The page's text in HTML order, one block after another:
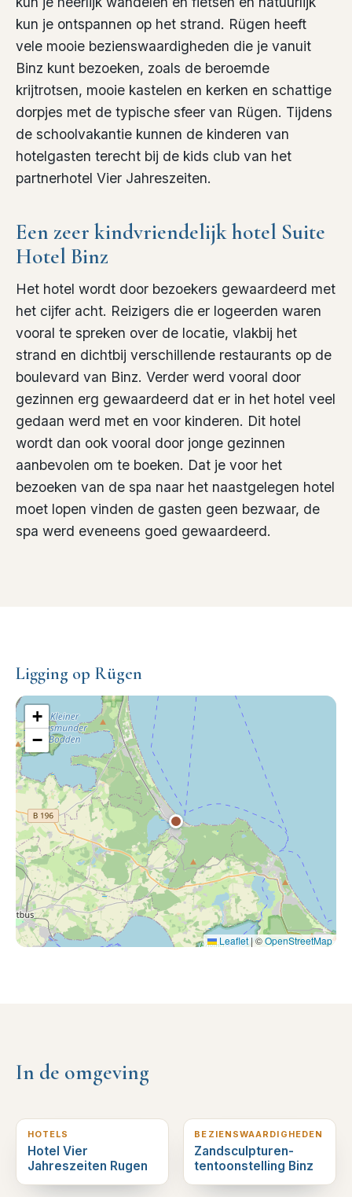
kun je ontspannen op het strand. Rügen heeft
vele mooie bezienswaardigheden die je vanuit
Binz kunt bezoeken, zoals de beroemde
krijtrotsen, mooie kastelen en kerken en schattige
dorpjes met de typische sfeer van Rügen. Tijdens
de schoolvakantie kunnen de kinderen van
hotelgasten terecht bij de kids club van het
partnerhotel Vier Jahreszeiten.
Een zeer kindvriendelijk hotel Suite
Hotel Binz
Het hotel wordt door bezoekers gewaardeerd met
het cijfer acht. Reizigers die er logeerden waren
vooral te spreken over de locatie, vlakbij het
strand en dichtbij verschillende restaurants op de
boulevard van Binz. Verder werd vooral door
gezinnen erg gewaardeerd dat er in het hotel veel
gedaan werd met en voor kinderen. Dit hotel
wordt dan ook vooral door jonge gezinnen
aanbevolen om te boeken. Dat je voor het
bezoeken van de spa naar het naastgelegen hotel
moet lopen vinden de gasten geen bezwaar, de
spa werd eveneens goed gewaardeerd.
Ligging op Rügen
+
−
Leaflet |©OpenStreetMap
In de omgeving
HOTELS
Hotel Vier
Jahreszeiten Rugen
BEZIENSWAARDIGHEDEN
Zandsculpturen-
tentoonstelling Binz
0 km verderop 0 km verderop